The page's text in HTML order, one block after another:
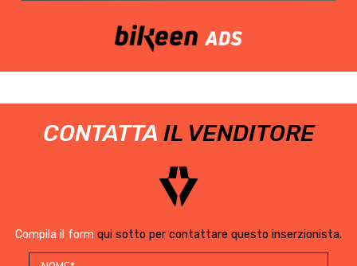
CONTATTA IL VENDITORE
Compila il form qui sotto per contattare questo inserzionista.